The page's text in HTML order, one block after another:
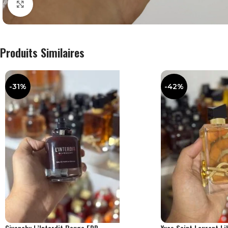
Produits Similaires
-31% -42%